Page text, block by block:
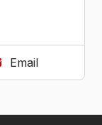
Email